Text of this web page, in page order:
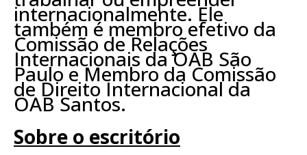
internacionalmente. Ele
também é membro efetivo da
Comissão de Relações
Internacionais da OAB São
Paulo e Membro da Comissão
de Direito Internacional da
OAB Santos.
Sobre o escritório